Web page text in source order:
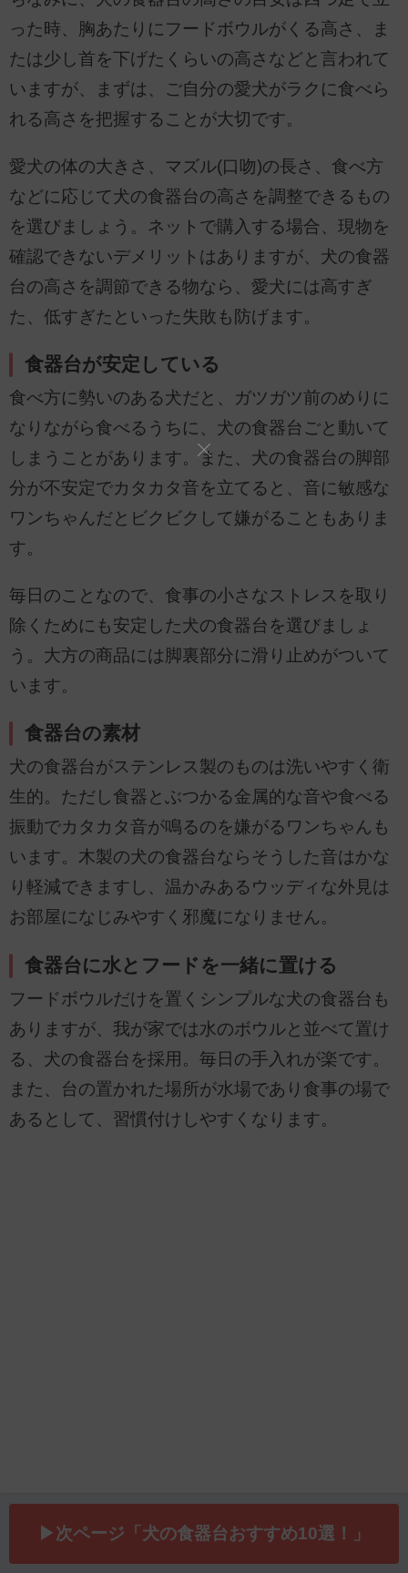
った時、胸あたりにフードボウルがくる高さ、ま
たは少し首を下げたくらいの高さなどと言われて
いますが、まずは、ご自分の愛犬がラクに食べら
れる高さを把握することが大切です。
愛犬の体の大きさ、マズル(口吻)の長さ、食べ方
などに応じて犬の食器台の高さを調整できるもの
を選びましょう。ネットで購入する場合、現物を
確認できないデメリットはありますが、犬の食器
台の高さを調節できる物なら、愛犬には高すぎ
た、低すぎたといった失敗も防げます。
食器台が安定している
食べ方に勢いのある犬だと、ガツガツ前のめりに
なりながら食べるうちに、犬の食器台ごと動いて
しまうことがあります。また、犬の食器台の脚部
分が不安定でカタカタ音を立てると、音に敏感な
ワンちゃんだとビクビクして嫌がることもありま
す。
毎日のことなので、食事の小さなストレスを取り
除くためにも安定した犬の食器台を選びましょ
う。大方の商品には脚裏部分に滑り止めがついて
います。
食器台の素材
犬の食器台がステンレス製のものは洗いやすく衛
生的。ただし食器とぶつかる金属的な音や食べる
振動でカタカタ音が鳴るのを嫌がるワンちゃんも
います。木製の犬の食器台ならそうした音はかな
り軽減できますし、温かみあるウッディな外見は
お部屋になじみやすく邪魔になりません。
食器台に水とフードを一緒に置ける
フードボウルだけを置くシンプルな犬の食器台も
ありますが、我が家では水のボウルと並べて置け
る、犬の食器台を採用。毎日の手入れが楽です。
また、台の置かれた場所が水場であり食事の場で
あるとして、習慣付けしやすくなります。
▶次ページ「犬の食器台おすすめ10選！」